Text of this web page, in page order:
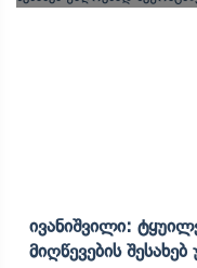
Ივანიშვილი:
Მიღწევების